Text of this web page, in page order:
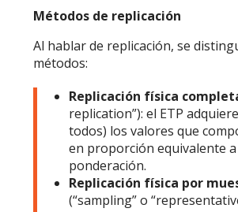
Métodos de replicación
Al hablar de replicación, se
métodos:
Replicación física
replication”): el ETP
todos) los valores que
en proporción equivalente
ponderación.
Replicación física por
(“sampling” o